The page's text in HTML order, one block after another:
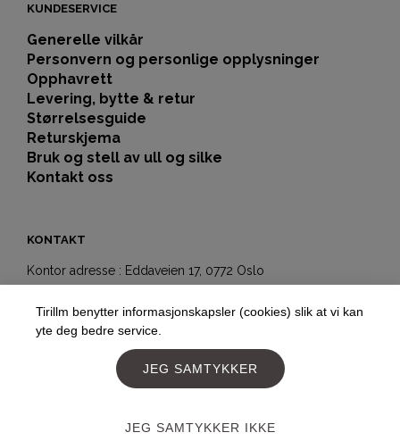
KUNDESERVICE
Generelle vilkår
Personvern og personlige opplysninger
Opphavrett
Levering, bytte & retur
Størrelsesguide
Returskjema
Bruk og stell av ull og silke
Kontakt oss
KONTAKT
Kontor adresse : Eddaveien 17, 0772 Oslo
Hegdehaugsveien 5b
0352 Oslo
+4797177477
post@tirillm.no
Tirillm benytter informasjonskapsler (cookies) slik at vi kan
yte deg bedre service.
JEG SAMTYKKER
JEG SAMTYKKER IKKE